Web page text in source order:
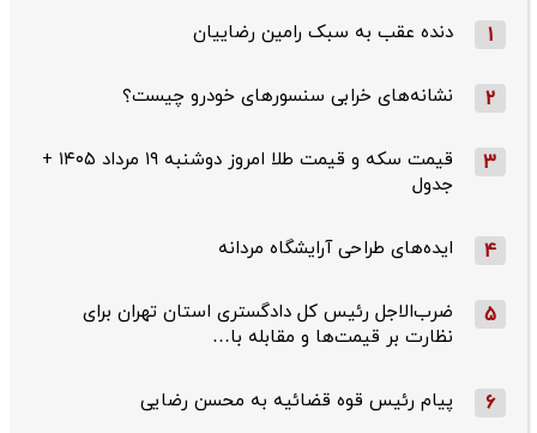
1 دنده عقب به سبک رامین رضاییان
2 نشانه‌های خرابی سنسورهای خودرو چیست؟
3
قیمت سکه و قیمت طلا امروز دوشنبه ۱۹ مرداد ۱۴۰۵ +
جدول
4 ایده‌های طراحی آرایشگاه مردانه
5
ضرب‌الاجل رئیس کل دادگستری استان تهران برای
نظارت بر قیمت‌ها و مقابله با…
6 پیام رئیس قوه قضائیه به محسن رضایی